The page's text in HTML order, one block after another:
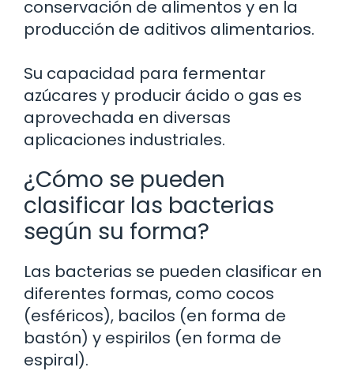
conservación de alimentos y en la
producción de aditivos alimentarios.
Su capacidad para fermentar
azúcares y producir ácido o gas es
aprovechada en diversas
aplicaciones industriales.
¿Cómo se pueden
clasificar las bacterias
según su forma?
Las bacterias se pueden clasificar en
diferentes formas, como cocos
(esféricos), bacilos (en forma de
bastón) y espirilos (en forma de
espiral).